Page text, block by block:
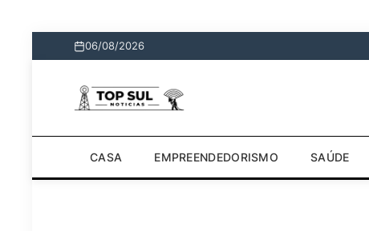
06/08/2026
CASA EMPREENDEDORISMO SAÚDE